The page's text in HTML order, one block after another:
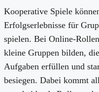
Kooperative Spiele
Erfolgserlebnisse für
spielen. Bei Online-
kleine Gruppen bilden,
Aufgaben erfüllen und
besiegen. Dabei kommt